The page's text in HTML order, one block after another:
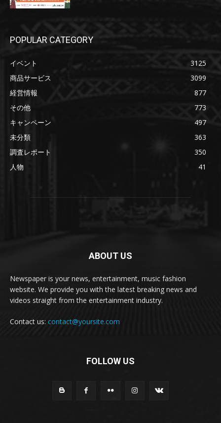
POPULAR CATEGORY
イベント
3125
商品サービス
3099
経営情報
877
その他
773
キャンペーン
497
未分類
363
調査レポート
350
人物
41
ABOUT US
Newspaper is your news, entertainment, music fashion
website. We provide you with the latest breaking news and
videos straight from the entertainment industry.
Contact us: contact@yoursite.com
FOLLOW US